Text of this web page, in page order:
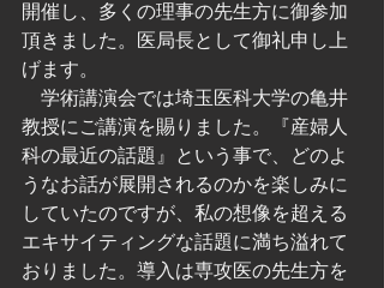
開催し、多くの理事の先生方に御参加
頂きました。医局長として御礼申し上
げます。
学術講演会では埼玉医科大学の亀井
教授にご講演を賜りました。『産婦人
科の最近の話題』という事で、どのよ
うなお話が展開されるのかを楽しみに
していたのですが、私の想像を超える
エキサイティングな話題に満ち溢れて
おりました。導入は専攻医の先生方を